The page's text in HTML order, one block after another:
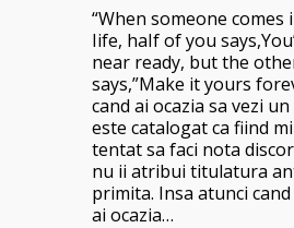
“When someone
Iife, haIf of you
near ready, but the
says,”Make it yours
cand ai ocazia sa vezi
este catalogat ca fiind
tentat sa faci nota
nu ii atribui titulatura
primita. Insa atunci
ai ocazia…